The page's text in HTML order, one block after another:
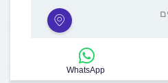
WhatsApp